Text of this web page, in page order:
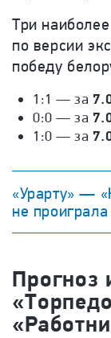
Три
по версии
победу
1:1 — за
0:0 — за
1:0 — за
«Урарту» —
не
Прогноз